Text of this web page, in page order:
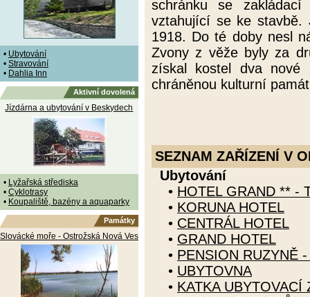
• Ubytování
• Stravování
• Dahlia Inn
Aktivní dovolená
Jízdárna a ubytování v Beskydech
• Lyžařská střediska
• Cyklotrasy
• Koupaliště, bazény a aquaparky
Památky
Slovácké moře - Ostrožská Nová Ves
schránku se
vztahující se ke stavbě.
1918. Do té doby nesl
Zvony z věže byly za
získal kostel dva nové
chráněnou kulturní
SEZNAM ZAŘÍZENÍ V
Ubytování
• HOTEL GRAND ** -
• KORUNA HOTEL
• CENTRÁL HOTEL
• GRAND HOTEL
• PENSION RUZYNĚ
• UBYTOVNA
• KATKA UBYTOVACÍ